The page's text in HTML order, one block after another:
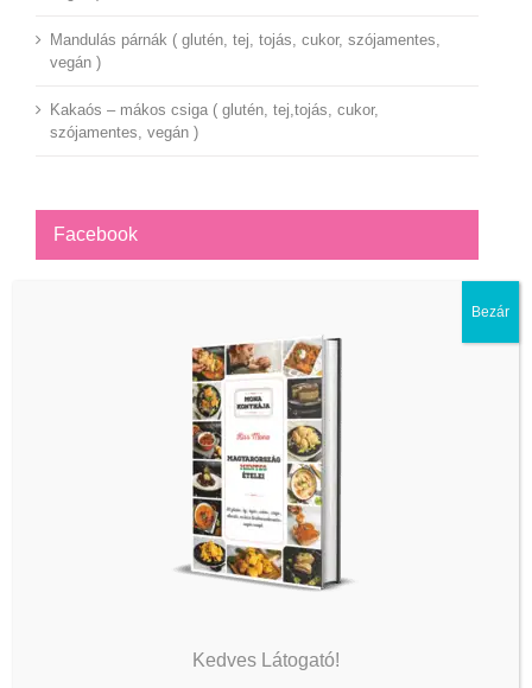
Mandulás párnák ( glutén, tej, tojás, cukor, szójamentes,
vegán )
Kakaós – mákos csiga ( glutén, tej,tojás, cukor,
szójamentes, vegán )
Facebook
Kedves Látogató!
Bezár